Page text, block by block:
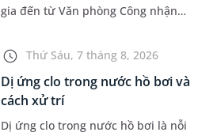
gia đến từ Văn phòng Công nhận
nhận và đánh giá cao nỗ lực duy trì
hệ thống quản lý chất lượ...
Thứ Sáu, 7 tháng 8, 2026
Dị ứng clo trong nước hồ bơi và
cách xử trí
Dị ứng clo trong nước hồ bơi là nỗi